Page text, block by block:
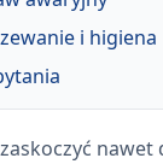
i higiena